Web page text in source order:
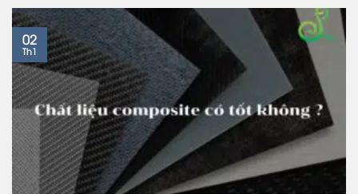
02
Th1